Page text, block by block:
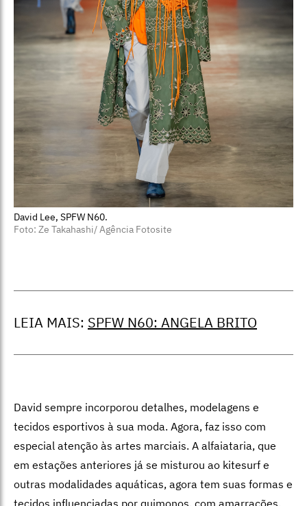
David Lee, SPFW N60.
Foto: Ze Takahashi/ Agência Fotosite
LEIA MAIS: SPFW N60: ANGELA BRITO
David sempre incorporou detalhes, modelagens e
tecidos esportivos à sua moda. Agora, faz isso com
especial atenção às artes marciais. A alfaiataria, que
em estações anteriores já se misturou ao kitesurf e
outras modalidades aquáticas, agora tem suas formas e
tecidos influenciadas por quimonos, com amarrações,